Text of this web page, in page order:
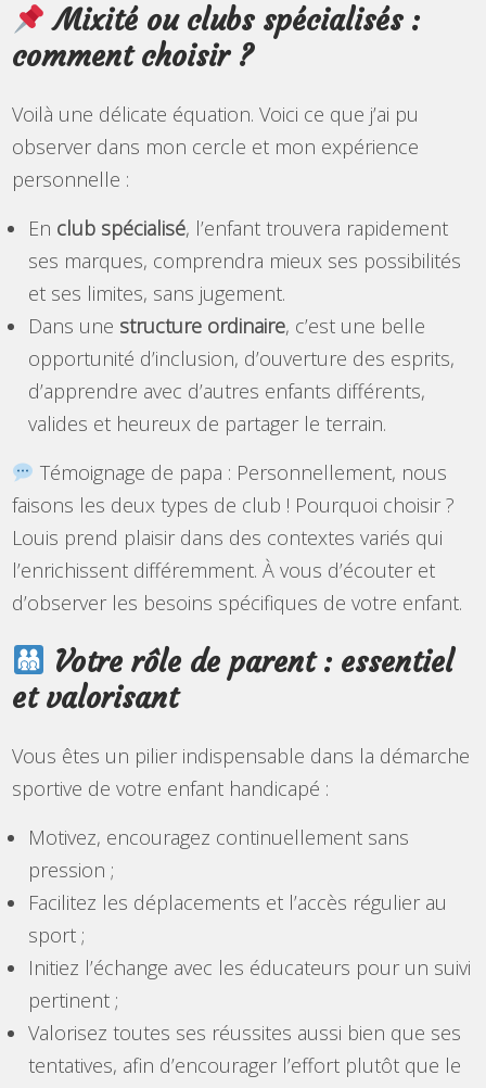
Mixité ou clubs spécialisés :
comment choisir ?
Voilà une délicate équation. Voici ce que j’ai pu
observer dans mon cercle et mon expérience
personnelle :
En club spécialisé, l’enfant trouvera rapidement
ses marques, comprendra mieux ses possibilités
et ses limites, sans jugement.
Dans une structure ordinaire, c’est une belle
opportunité d’inclusion, d’ouverture des esprits,
d’apprendre avec d’autres enfants différents,
valides et heureux de partager le terrain.
Témoignage de papa : Personnellement, nous
faisons les deux types de club ! Pourquoi choisir ?
Louis prend plaisir dans des contextes variés qui
l’enrichissent différemment. À vous d’écouter et
d’observer les besoins spécifiques de votre enfant.
Votre rôle de parent : essentiel
et valorisant
Vous êtes un pilier indispensable dans la démarche
sportive de votre enfant handicapé :
Motivez, encouragez continuellement sans
pression ;
Facilitez les déplacements et l’accès régulier au
sport ;
Initiez l’échange avec les éducateurs pour un suivi
pertinent ;
Valorisez toutes ses réussites aussi bien que ses
tentatives, afin d’encourager l’effort plutôt que le